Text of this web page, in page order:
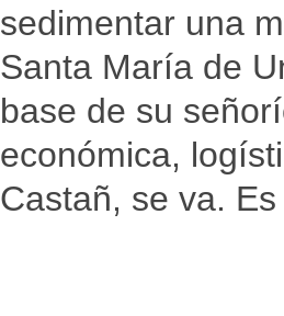
sedimentar una
Santa María de
base de su
económica,
Castañ, se va.